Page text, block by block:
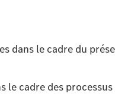
dans le cadre du
cadre des